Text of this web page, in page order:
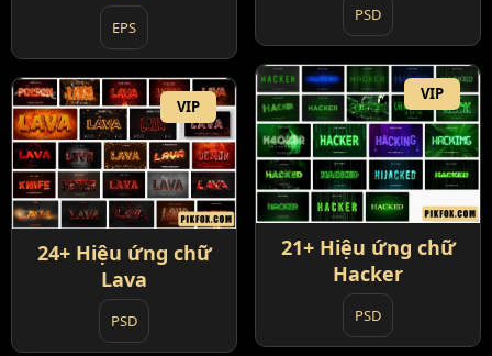
EPS
PSD
VIP
21+ Hiệu ứng chữ
Hacker
PSD
VIP
24+ Hiệu ứng chữ
Lava
PSD